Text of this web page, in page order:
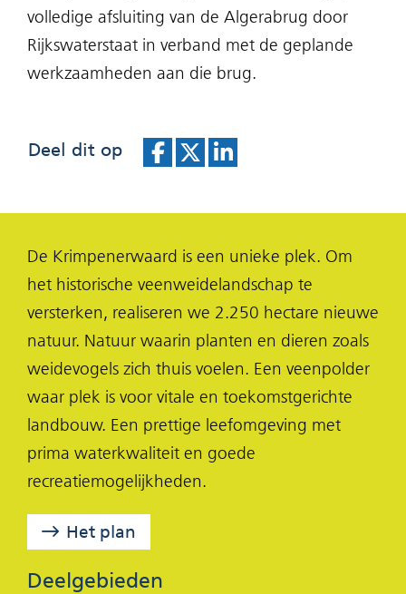
volledige afsluiting van de Algerabrug door
Rijkswaterstaat in verband met de geplande
werkzaamheden aan die brug.
Deel dit op
e
e
n
o
p
F
a
c
e
b
o
o
k
e
e
n
o
p
X
(opent
in
nieuw
venster)
e
e
n
o
p
L
i
n
k
De Krimpenerwaard is een unieke plek. Om
het historische veenweidelandschap te
versterken, realiseren we 2.250 hectare nieuwe
natuur. Natuur waarin planten en dieren zoals
weidevogels zich thuis voelen. Een veenpolder
waar plek is voor vitale en toekomstgerichte
landbouw. Een prettige leefomgeving met
prima waterkwaliteit en goede
recreatiemogelijkheden.
Het plan
Deelgebieden